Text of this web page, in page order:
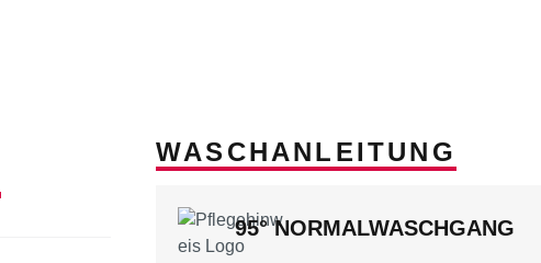
WASCHANLEITUNG
95° NORMALWASCHGANG